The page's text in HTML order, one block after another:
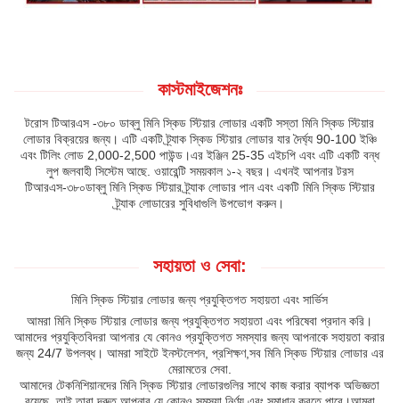
কাস্টমাইজেশনঃ
টরোস টিআরএস -৩৮০ ডাব্লু মিনি স্কিড স্টিয়ার লোডার একটি সস্তা মিনি স্কিড স্টিয়ার
লোডার বিক্রয়ের জন্য। এটি একটি ট্র্যাক স্কিড স্টিয়ার লোডার যার দৈর্ঘ্য 90-100 ইঞ্চি
এবং টিলিং লোড 2,000-2,500 পাউন্ড।এর ইঞ্জিন 25-35 এইচপি এবং এটি একটি বন্ধ
লুপ জলবাহী সিস্টেম আছে. ওয়ারেন্টি সময়কাল ১-২ বছর। এখনই আপনার টরস
টিআরএস-৩৮০ডাব্লু মিনি স্কিড স্টিয়ার ট্র্যাক লোডার পান এবং একটি মিনি স্কিড স্টিয়ার
ট্র্যাক লোডারের সুবিধাগুলি উপভোগ করুন।
সহায়তা ও সেবা:
মিনি স্কিড স্টিয়ার লোডার জন্য প্রযুক্তিগত সহায়তা এবং সার্ভিস
আমরা মিনি স্কিড স্টিয়ার লোডার জন্য প্রযুক্তিগত সহায়তা এবং পরিষেবা প্রদান করি।
আমাদের প্রযুক্তিবিদরা আপনার যে কোনও প্রযুক্তিগত সমস্যার জন্য আপনাকে সহায়তা করার
জন্য 24/7 উপলব্ধ। আমরা সাইটে ইনস্টলেশন, প্রশিক্ষণ,সব মিনি স্কিড স্টিয়ার লোডার এর
মেরামতের সেবা.
আমাদের টেকনিশিয়ানদের মিনি স্কিড স্টিয়ার লোডারগুলির সাথে কাজ করার ব্যাপক অভিজ্ঞতা